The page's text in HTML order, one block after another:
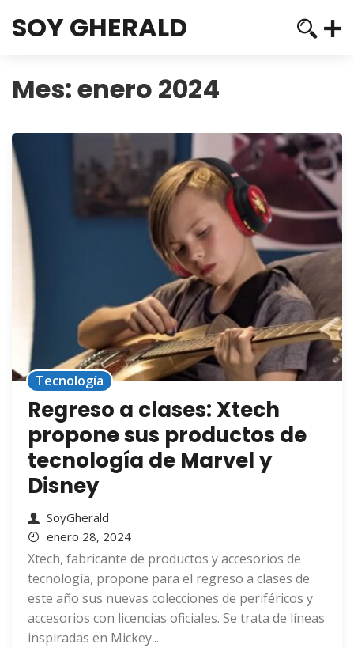
SOY GHERALD
Mes:enero 2024
Tecnología
Regreso a clases: Xtech
propone sus productos de
tecnología de Marvel y
Disney
SoyGherald
enero 28, 2024
Xtech, fabricante de productos y accesorios de
tecnología, propone para el regreso a clases de
este año sus nuevas colecciones de periféricos y
accesorios con licencias oficiales. Se trata de líneas
inspiradas en Mickey...